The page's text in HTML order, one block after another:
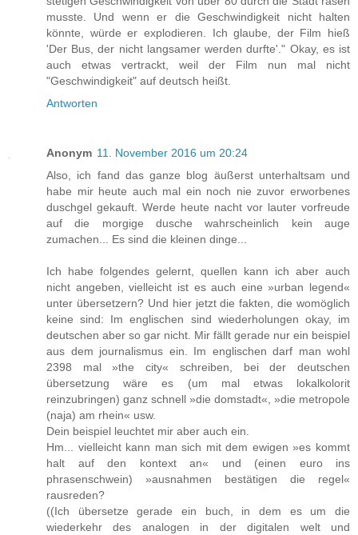
musste. Und wenn er die Geschwindigkeit nicht halten
könnte, würde er explodieren. Ich glaube, der Film hieß
'Der Bus, der nicht langsamer werden durfte'." Okay, es ist
auch etwas vertrackt, weil der Film nun mal nicht
"Geschwindigkeit" auf deutsch heißt.
Antworten
Anonym 11. November 2016 um 20:24
Also, ich fand das ganze blog äußerst unterhaltsam und
habe mir heute auch mal ein noch nie zuvor erworbenes
duschgel gekauft. Werde heute nacht vor lauter vorfreude
auf die morgige dusche wahrscheinlich kein auge
zumachen... Es sind die kleinen dinge...
Ich habe folgendes gelernt, quellen kann ich aber auch
nicht angeben, vielleicht ist es auch eine »urban legend«
unter übersetzern? Und hier jetzt die fakten, die womöglich
keine sind: Im englischen sind wiederholungen okay, im
deutschen aber so gar nicht. Mir fällt gerade nur ein beispiel
aus dem journalismus ein. Im englischen darf man wohl
2398 mal »the city« schreiben, bei der deutschen
übersetzung wäre es (um mal etwas lokalkolorit
reinzubringen) ganz schnell »die domstadt«, »die metropole
(naja) am rhein« usw.
Dein beispiel leuchtet mir aber auch ein.
Hm... vielleicht kann man sich mit dem ewigen »es kommt
halt auf den kontext an« und (einen euro ins
phrasenschwein) »ausnahmen bestätigen die regel«
rausreden?
((Ich übersetze gerade ein buch, in dem es um die
wiederkehr des analogen in der digitalen welt und